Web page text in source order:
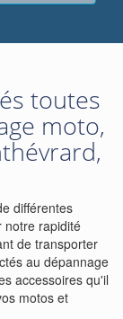
toutes
moto,
différentes
notre rapidité
de transporter
au dépannage
accessoires qu'il
motos et